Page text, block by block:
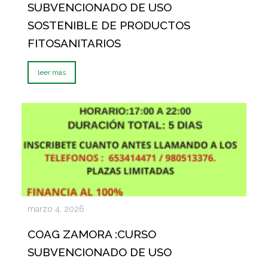
SUBVENCIONADO DE USO
SOSTENIBLE DE PRODUCTOS
FITOSANITARIOS
leer más
marzo 4, 2026
COAG ZAMORA :CURSO
SUBVENCIONADO DE USO